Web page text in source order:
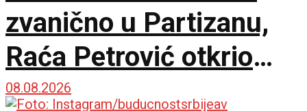
zvanično u Partizanu,
Raća Petrović otkrio
pozadinu pregovora!
08.08.2026